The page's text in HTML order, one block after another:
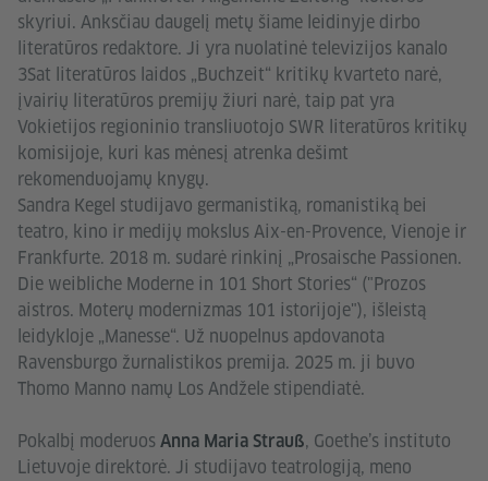
skyriui. Anksčiau daugelį metų šiame leidinyje dirbo
literatūros redaktore. Ji yra nuolatinė televizijos kanalo
3Sat literatūros laidos „Buchzeit“ kritikų kvarteto narė,
įvairių literatūros premijų žiuri narė, taip pat yra
Vokietijos regioninio transliuotojo SWR literatūros kritikų
komisijoje, kuri kas mėnesį atrenka dešimt
rekomenduojamų knygų.
Sandra Kegel studijavo germanistiką, romanistiką bei
teatro, kino ir medijų mokslus Aix-en-Provence, Vienoje ir
Frankfurte. 2018 m. sudarė rinkinį „Prosaische Passionen.
Die weibliche Moderne in 101 Short Stories“ ("Prozos
aistros. Moterų modernizmas 101 istorijoje"), išleistą
leidykloje „Manesse“. Už nuopelnus apdovanota
Ravensburgo žurnalistikos premija. 2025 m. ji buvo
Thomo Manno namų Los Andžele stipendiatė.
Pokalbį moderuos Anna Maria Strauß, Goethe’s instituto
Lietuvoje direktorė. Ji studijavo teatrologiją, meno